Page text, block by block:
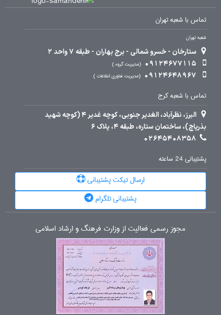
تماس با شعبه تهران
شعبه تهران
ستارخان - خسرو شمالی - برج بهاران - طبقه 7 واحد 2
09124677115
مدیریت گروه
09124648967 مدیریت فناوری اطلاعات
تماس با شعبه کرج
البرز، نظرآباد، الغدیر جنوبی، کوچه غدیر 4 (کوچه شهید
بذرپاچ)، ساختمان ستاره، طبقه 4، پلاک 6
02645408358
پشتیبانی 24 ساعته
ارسال تیکت پشتیبانی
پشتیبانی تلگرام
مجوز رسمی فعالیت از وزارت فرهنگ و ارشاد اسلامی